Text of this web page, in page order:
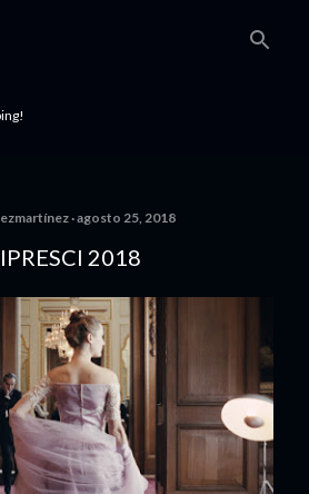
agosto 25, 2018
2018